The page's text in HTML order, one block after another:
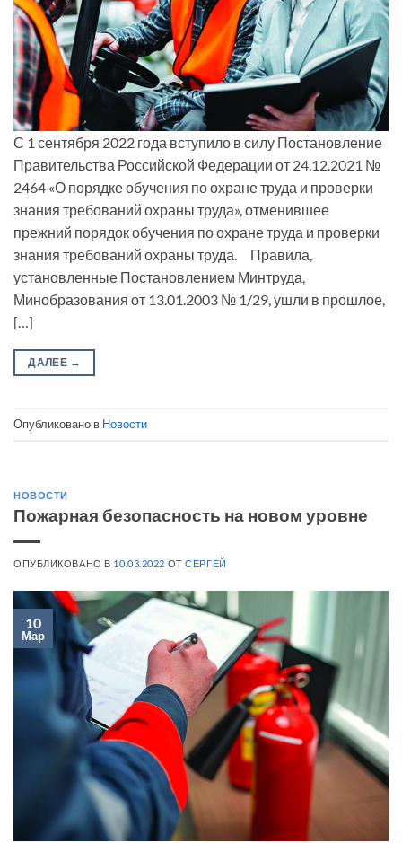
С 1 сентября 2022 года вступило в силу Постановление
Правительства Российской Федерации от 24.12.2021 №
2464 «О порядке обучения по охране труда и проверки
знания требований охраны труда», отменившее
прежний порядок обучения по охране труда и проверки
знания требований охраны труда. Правила,
установленные Постановлением Минтруда,
Минобразования от 13.01.2003 № 1/29, ушли в прошлое,
[…]
ДАЛЕЕ →
Опубликовано в Новости
НОВОСТИ
Пожарная безопасность на новом уровне
ОПУБЛИКОВАНО В 10.03.2022 ОТСЕРГЕЙ
10
Мар